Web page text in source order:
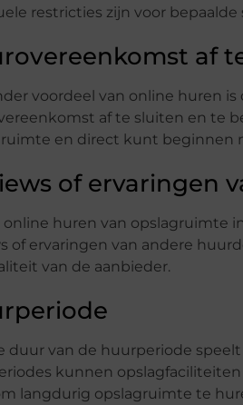
restricties zijn voor
af
voordeel van online huren
af te sluiten en te
en direct kunt beginnen
of ervaringen
online huren van opslagruimte
of ervaringen van andere
van de aanbieder.
duur van de huurperiode
kunnen
langdurig opslagruimte te